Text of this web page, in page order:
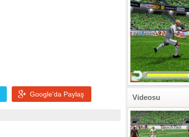
Google'da Paylaş Videosu